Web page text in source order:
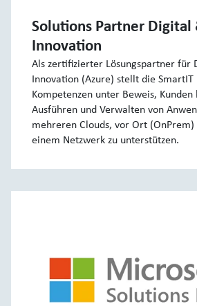
Solutions Partner Digital
Innovation
Als zertifizierter Lösungspartner für
Innovation (Azure) stellt die SmartIT
Kompetenzen unter Beweis,
Ausführen und Verwalten von
mehreren Clouds, vor Ort
einem Netzwerk zu unterstützen.